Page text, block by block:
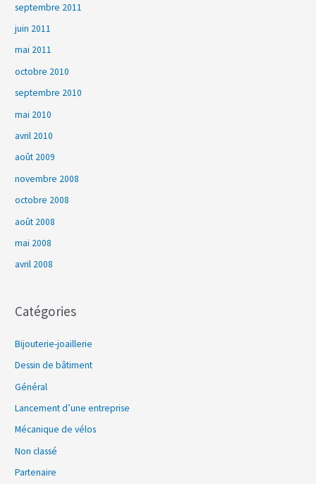
septembre 2011
juin 2011
mai 2011
octobre 2010
septembre 2010
mai 2010
avril 2010
août 2009
novembre 2008
octobre 2008
août 2008
mai 2008
avril 2008
Catégories
Bijouterie-joaillerie
Dessin de bâtiment
Général
Lancement d’une entreprise
Mécanique de vélos
Non classé
Partenaire